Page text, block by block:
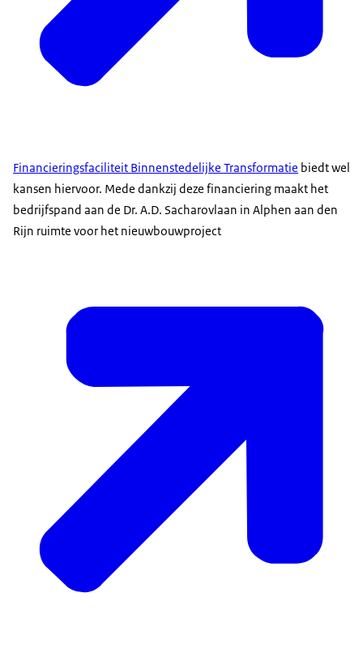
Financieringsfaciliteit Binnenstedelijke Transformatie biedt wel
kansen hiervoor. Mede dankzij deze financiering maakt het
bedrijfspand aan de Dr. A.D. Sacharovlaan in Alphen aan den
Rijn ruimte voor het nieuwbouwproject